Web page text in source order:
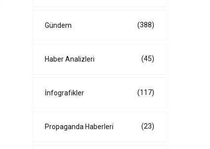
Gündem (388)
Haber Analizleri (45)
İnfografikler (117)
Propaganda Haberleri (23)